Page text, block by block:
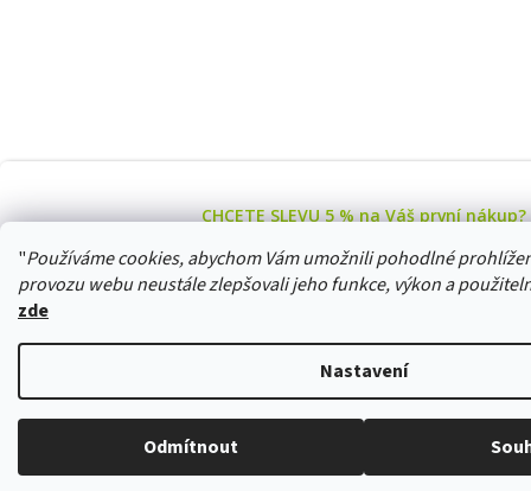
"Používáme cookies, abychom Vám umožnili pohodlné
provozu webu neustále zlepšovali jeho funkce, výkon a
zde
Nastavení
Odmítnout
CHCETE SLEVU 5 % na Váš první nákup?
Zásady zpracování osobních údajů